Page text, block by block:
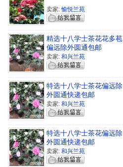
卖家:愉悦兰苑
精选十八学士茶花花多苞
偏远除外圆通包邮
卖家: 和兴兰苑
特选十八学士茶花偏远除
外圆通快递包邮
卖家: 和兴兰苑
特选十八学士茶花偏远除
外圆通快递包邮
卖家: 和兴兰苑